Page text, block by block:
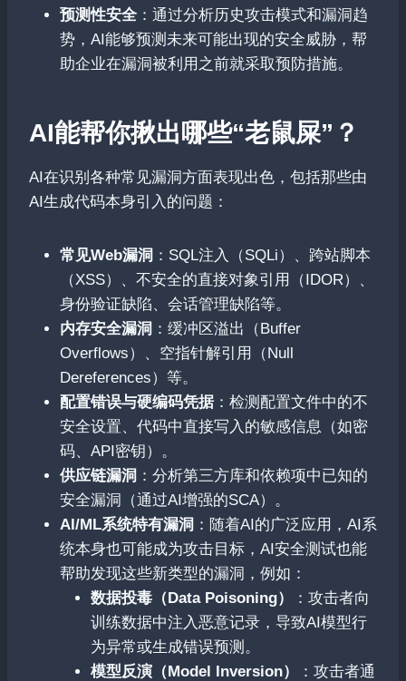
预测性安全 ：通过分析历史攻击模式和漏洞趋
势，AI能够预测未来可能出现的安全威胁，帮
助企业在漏洞被利用之前就采取预防措施。
AI能帮你揪出哪些“老鼠屎”？
AI在识别各种常见漏洞方面表现出色，包括那些由
AI生成代码本身引入的问题：
常见Web漏洞 ：SQL注入（SQLi）、跨站脚本
（XSS）、不安全的直接对象引用（IDOR）、
身份验证缺陷、会话管理缺陷等。
内存安全漏洞 ：缓冲区溢出（Buffer
Overflows）、空指针解引用（Null
Dereferences）等。
配置错误与硬编码凭据：检测配置文件中的不
安全设置、代码中直接写入的敏感信息（如密
码、API密钥）。
供应链漏洞 ：分析第三方库和依赖项中已知的
安全漏洞（通过AI增强的SCA）。
AI/ML系统特有漏洞 ：随着AI的广泛应用，AI系
统本身也可能成为攻击目标，AI安全测试也能
帮助发现这些新类型的漏洞，例如：
数据投毒（Data Poisoning）
：攻击者向
训练数据中注入恶意记录，导致AI模型行
为异常或生成错误预测。
模型反演（Model Inversion）
：攻击者通